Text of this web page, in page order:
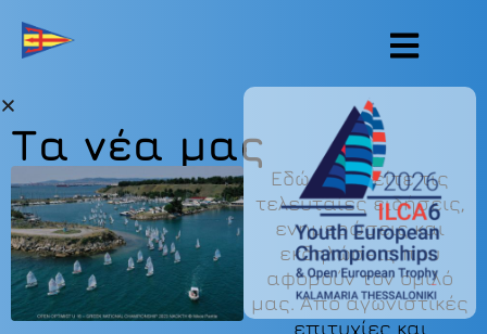
Τα νέα μας
Εδώ θα βρείτε τις
τελευταίες ειδήσεις,
ενημερώσεις και
εκδηλώσεις που
αφορούν τον όμιλό
μας. Από αγωνιστικές
επιτυχίες και